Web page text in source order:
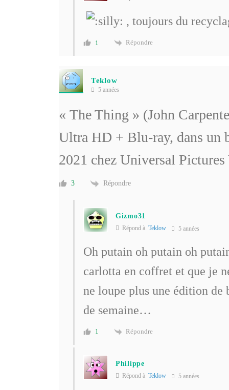
, toujours du
1 Répondre
Teklow
5 années
« The Thing » (John
Ultra HD + Blu-ray, dans un
2021 chez Universal
3 Répondre
Gizmo31
Répond à Teklow 5 années
Oh putain oh putain oh
carlotta en coffret et que je
ne loupe plus une édition
de semaine…
1 Répondre
Philippe
Répond à Teklow 5 années